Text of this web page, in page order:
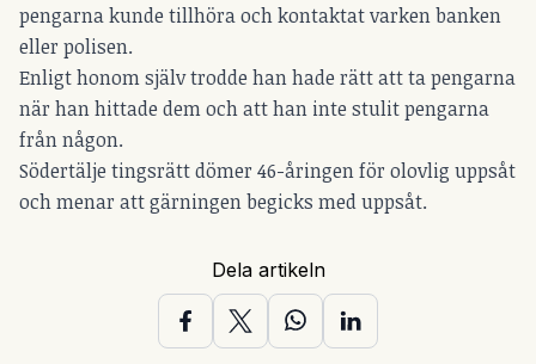
pengarna kunde tillhöra och kontaktat varken banken
eller polisen.
Enligt honom själv trodde han hade rätt att ta pengarna
när han hittade dem och att han inte stulit pengarna
från någon.
Södertälje tingsrätt dömer 46-åringen för olovlig uppsåt
och menar att gärningen begicks med uppsåt.
Dela artikeln